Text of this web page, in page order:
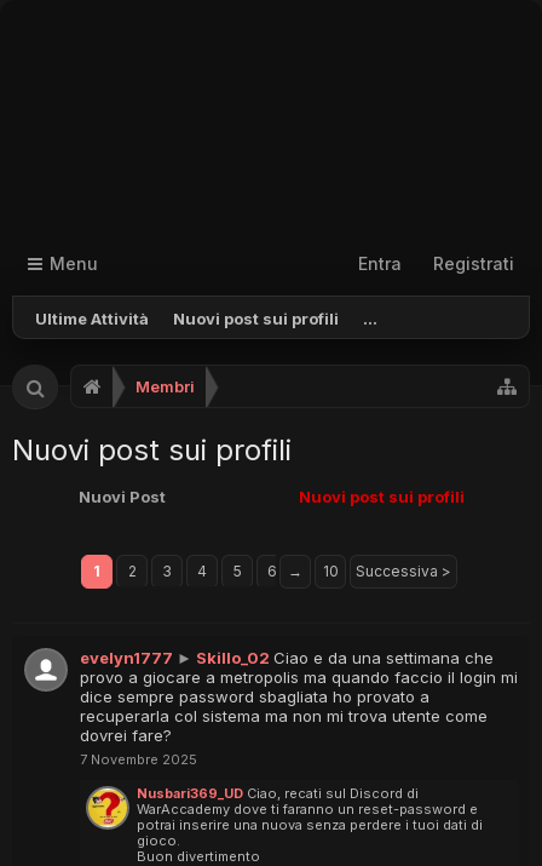
Menu
Ultime Attività Nuovi post sui profili ...
Entra Registrati
Membri
Nuovi post sui profili
Nuovi Post Nuovi post sui profili
1 2 3 4 5 6 → 10 Successiva >
evelyn1777 ► Skillo_02 Ciao e da una settimana che
provo a giocare a metropolis ma quando faccio il login mi
dice sempre password sbagliata ho provato a
recuperarla col sistema ma non mi trova utente come
dovrei fare?
7 Novembre 2025
Nusbari369_UD Ciao, recati sul Discord di
WarAccademy dove ti faranno un reset-password e
potrai inserire una nuova senza perdere i tuoi dati di
gioco.
Buon divertimento